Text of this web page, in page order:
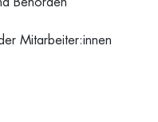
Mitarbeiter:innen